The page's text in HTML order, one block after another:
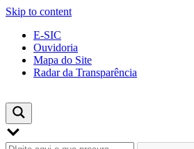
Skip to content
E-SIC
Ouvidoria
Mapa do Site
Radar da Transparência